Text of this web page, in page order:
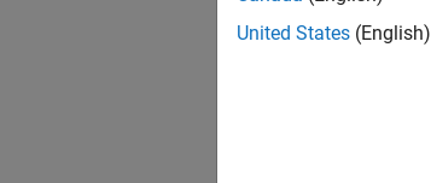
United States (English)